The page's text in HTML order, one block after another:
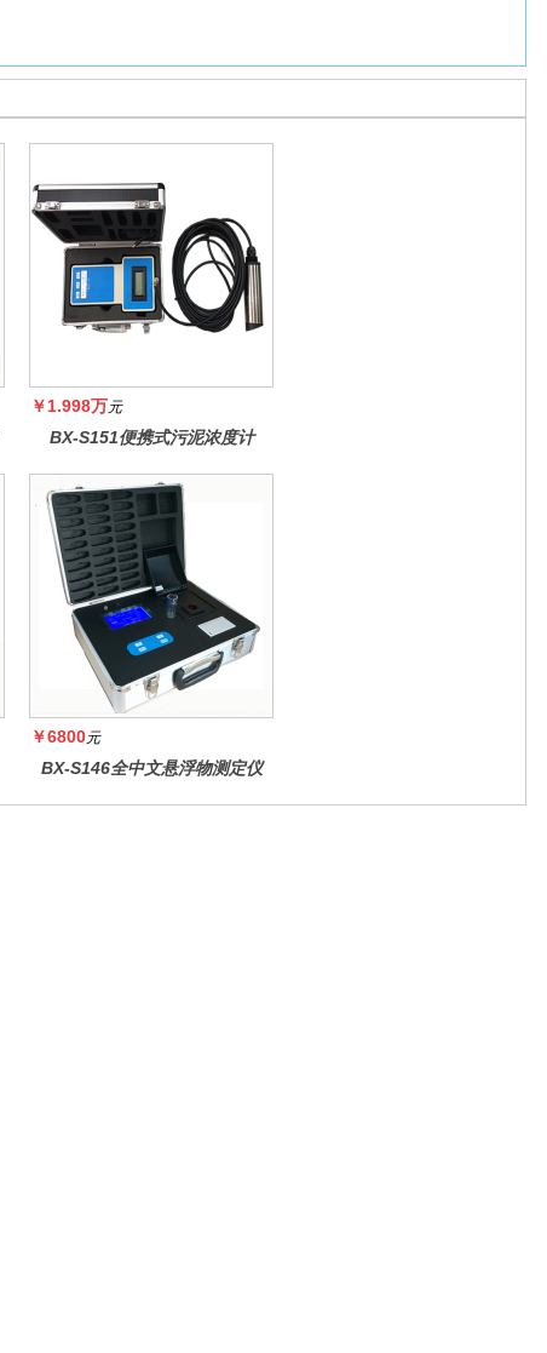
￥1.998万元
BX-S151便携式污泥浓度计
￥6800元
BX-S146全中文悬浮物测定仪